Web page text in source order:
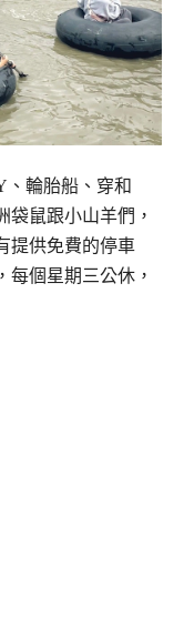
、輪胎船、穿和
袋鼠跟小山羊們，
提供免費的停車
每個星期三公休，